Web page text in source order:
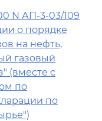
N АП-3-03/109
о порядке
на нефть,
газовый
(вместе с
по
по